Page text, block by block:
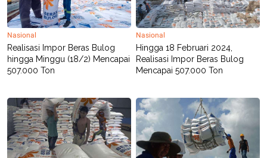
E
P
A
P
E
R
A
D
V
E
R
T
I
S
N
G
K
G
M
E
Nasional
Realisasi Impor Beras Bulog
hingga Minggu (18/2) Mencapai
507.000 Ton
Nasional
Hingga 18 Februari 2024,
Realisasi Impor Beras Bulog
Mencapai 507.000 Ton